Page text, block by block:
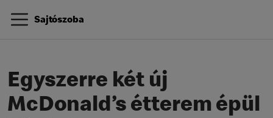
Sajtószoba
Egyszerre két új
McDonald’s étterem épül